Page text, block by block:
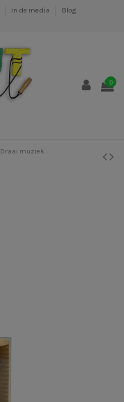
In de media
Blog
0
Draai muziek